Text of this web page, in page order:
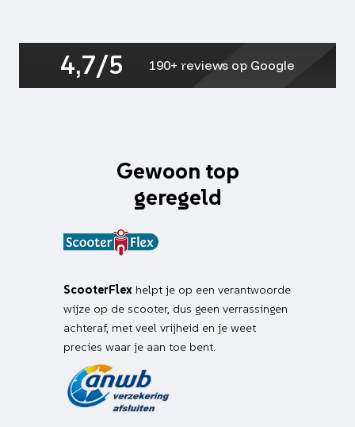
kymco
4t
aantal
4,7/5 190+ reviews op Google
Gewoon top
geregeld
ScooterFlex helpt je op een verantwoorde
wijze op de scooter, dus geen verrassingen
achteraf, met veel vrijheid en je weet
precies waar je aan toe bent.